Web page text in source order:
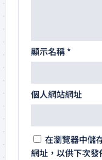
顯示名稱 *
個人網站網址
在瀏覽器中儲
網址，以供下次發